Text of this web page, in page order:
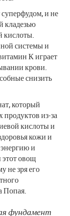
и не
кладезью
кислоты.
системы и
К играет
крови.
снизить
который
из-за
кислоты и
кожи и
и
этот овощ
не зря его
Попая.
фундамент